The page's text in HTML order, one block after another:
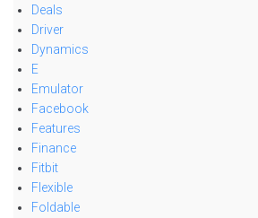
Deals
Driver
Dynamics
E
Emulator
Facebook
Features
Finance
Fitbit
Flexible
Foldable